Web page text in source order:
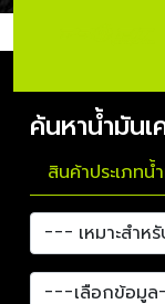
ค้นหาน้ำมัน
สินค้าประเภท